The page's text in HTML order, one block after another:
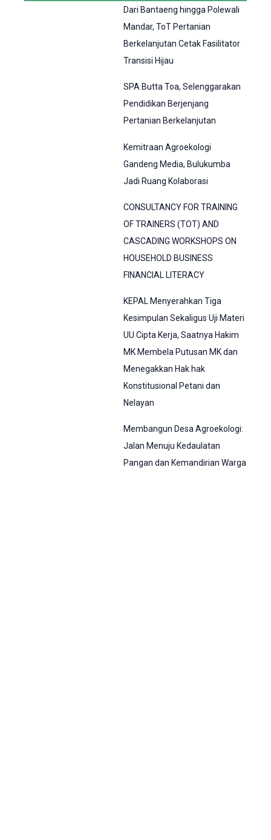
Dari Bantaeng hingga Polewali
Mandar, ToT Pertanian
Berkelanjutan Cetak Fasilitator
Transisi Hijau
SPA Butta Toa, Selenggarakan
Pendidikan Berjenjang
Pertanian Berkelanjutan
Kemitraan Agroekologi
Gandeng Media, Bulukumba
Jadi Ruang Kolaborasi
CONSULTANCY FOR TRAINING
OF TRAINERS (TOT) AND
CASCADING WORKSHOPS ON
HOUSEHOLD BUSINESS
FINANCIAL LITERACY
KEPAL Menyerahkan Tiga
Kesimpulan Sekaligus Uji Materi
UU Cipta Kerja, Saatnya Hakim
MK Membela Putusan MK dan
Menegakkan Hak hak
Konstitusional Petani dan
Nelayan
Membangun Desa Agroekologi:
Jalan Menuju Kedaulatan
Pangan dan Kemandirian Warga